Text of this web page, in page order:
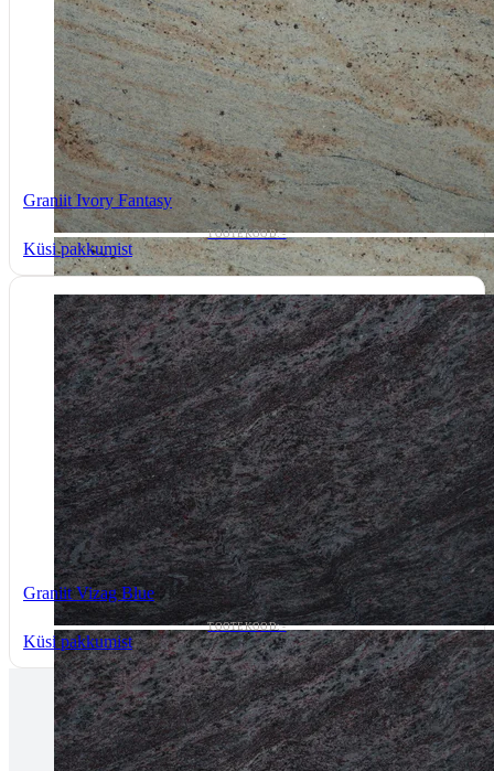
Graniit Ivory Fantasy
TOOTEKOOD: -
Küsi pakkumist
Graniit Vizag Blue
TOOTEKOOD: -
Küsi pakkumist
Tallinnas kaminasalong
Pärnu mnt. 139E/2, 11317, Tallinn